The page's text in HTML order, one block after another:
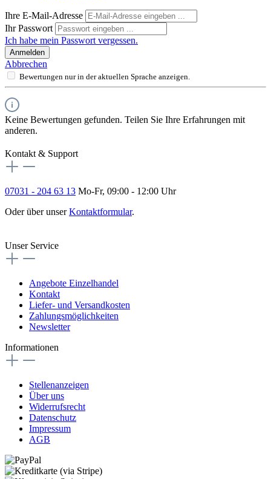
Ihre E-Mail-Adresse
Ihr Passwort
Ich habe mein Passwort vergessen.
Anmelden
Abbrechen
Bewertungen nur in der aktuellen Sprache anzeigen.
Keine Bewertungen gefunden. Teilen Sie Ihre Erfahrungen mit
anderen.
Kontakt & Support
07031 - 204 63 13 Mo-Fr, 09:00 - 12:00 Uhr
Oder über unserKontaktformular.
Unser Service
Angebote Einzelhandel
Kontakt
Liefer- und Versandkosten
Zahlungsmöglichkeiten
Newsletter
Informationen
Stellenanzeigen
Über uns
Widerrufsrecht
Datenschutz
Impressum
AGB